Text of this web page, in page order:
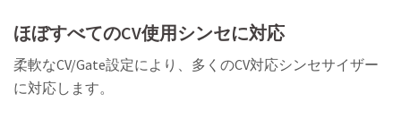
ほぼすべてのCV使用シンセに対応
柔軟なCV/Gate設定により、多くのCV対応シンセサイザー
に対応します。